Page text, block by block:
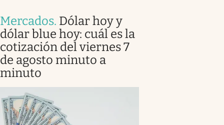
Mercados. Dólar hoy y
dólar blue hoy: cuál es la
cotización del viernes 7
de agosto minuto a
minuto